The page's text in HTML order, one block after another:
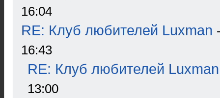
16:04
RE: Клуб любителей Luxman
16:43
RE: Клуб любителей Luxman
13:00